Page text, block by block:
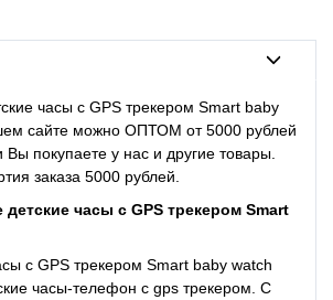
часы с GPS трекером Smart baby
сайте можно ОПТОМ от 5000 рублей
покупаете у нас и другие товары.
заказа 5000 рублей.
часы с GPS трекером Smart
с GPS трекером Smart baby watch
часы-телефон c gps трекером. С